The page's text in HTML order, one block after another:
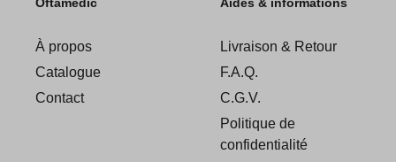
Oftamedic
À propos
Catalogue
Contact
Aides & informations
Livraison & Retour
F.A.Q.
C.G.V.
Politique de
confidentialité